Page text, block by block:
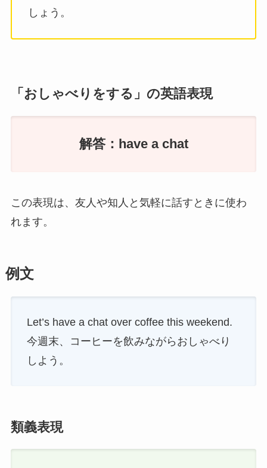
しょう。
「おしゃべりをする」の英語表現
解答：have a chat
この表現は、友人や知人と気軽に話すときに使わ
れます。
例文
Let’s have a chat over coffee this weekend.
今週末、コーヒーを飲みながらおしゃべり
しよう。
類義表現